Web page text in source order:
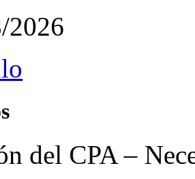
2026
del CPA –